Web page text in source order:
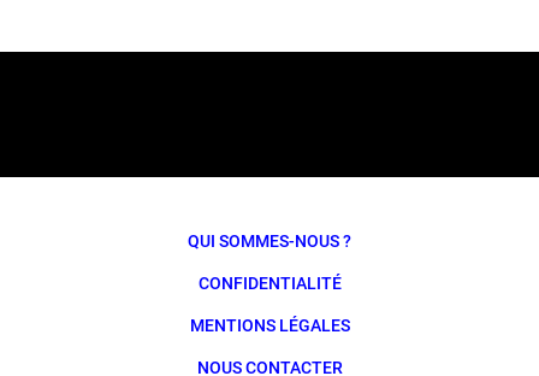
QUI SOMMES-NOUS ?
CONFIDENTIALITÉ
MENTIONS LÉGALES
NOUS CONTACTER